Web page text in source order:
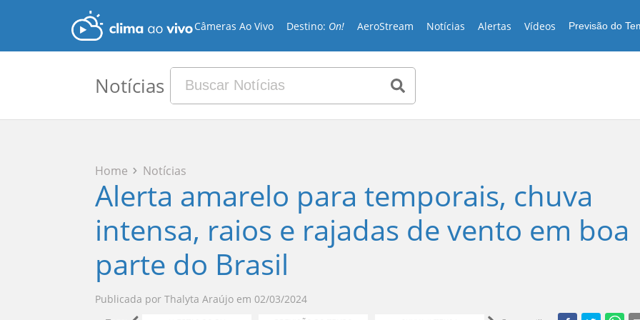
Câmeras Ao Vivo Destino: On! AeroStream Notícias Alertas Vídeos Previsão do
Notícias
Home Notícias
Alerta amarelo para temporais, chuva
intensa, raios e rajadas de vento em boa
parte do Brasil
Publicada por Thalyta Araújo em 02/03/2024